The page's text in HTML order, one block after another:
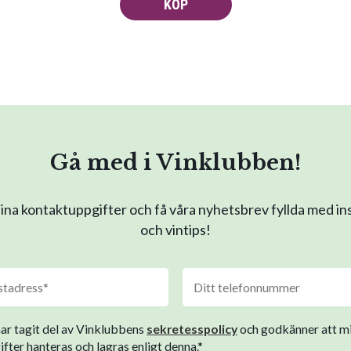
KÖP
Gå med i Vinklubben!
kontaktuppgifter och få våra nyhetsbrev fyllda med
och vintips!
tagit del av Vinklubbens sekretesspolicyoch godkänner att
hanteras och lagras enligt denna.*